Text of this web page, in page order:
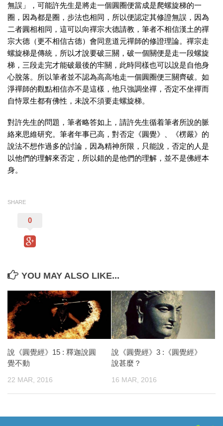
無誤」，可能許先生是將走一個圓圈便當成是爬螺旋梯的一
圈，因為都是圈，步法也相同，所以便認定其修證無誤，因為
二者圓相相同，這可以向禪宗大德請教，筆者不相信漢土的禪
宗大德（更不相信古德）會同意道元禪師的修證理論。禪宗走
螺旋梯是傳統，所以才說要破三關，破一個關便是走一段螺旋
梯，三段走完才能破最後的牢關，此時同樣也可以說是自他身
心脫落。所以筆者並不認為高高地走一個圓圈便三關齊破。如
淨禪師的觀點相信亦不是這樣，他只強調坐禪，否定不坐禪而
自恃眾生都有佛性，未說不須要走螺旋梯。
對許先生的問題，筆者略答如上，請許先生循着筆者所說的脈
絡來思維研究。筆者年事已高，對否定《圓覺》、《楞嚴》的
說法不想作過多的討論，因為精神所限，只能說，否定的人是
以他們的理解來否定，所以錯的是他們的理解，並不是佛經本
身。
SHARE
0
YOU MAY ALSO LIKE...
說《圓覺經》15 : 釋迦說圓
覺不動
22 MAR, 2016
說《圓覺經》3 :《圓覺經》
說甚麼？
16 MAR, 2016